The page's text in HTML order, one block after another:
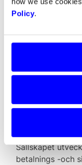
Policy.
‍Denna
Dintero 16
en ny milstolpe,
Detta är en stor
det möjligt för
Gleditsch, som
Sällskapet
betalnings -och